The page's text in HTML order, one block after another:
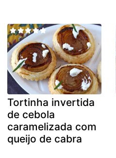
Tortinha invertida
de cebola
caramelizada com
queijo de cabra